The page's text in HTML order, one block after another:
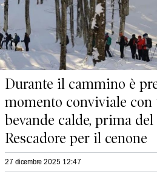
Durante il cammino è
momento conviviale
bevande calde, prima
Rescadore per il cenone
27 dicembre 2025 12:47